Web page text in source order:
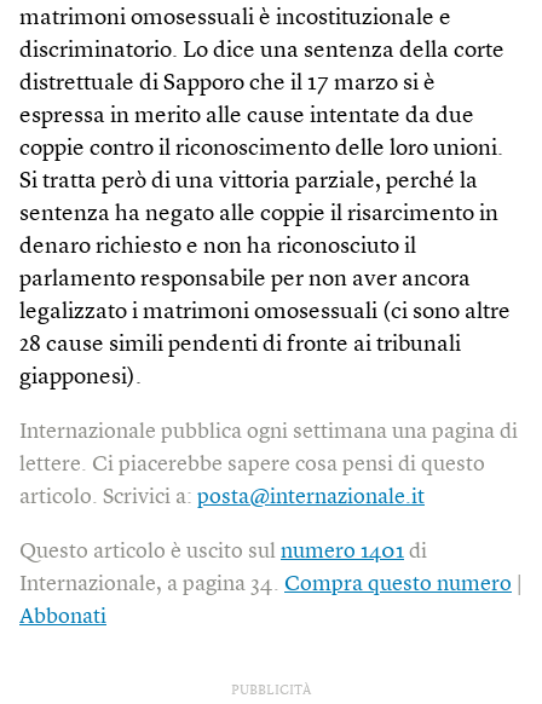
matrimoni omosessuali è incostituzionale e
discriminatorio. Lo dice una sentenza della corte
distrettuale di Sapporo che il 17 marzo si è
espressa in merito alle cause intentate da due
coppie contro il riconoscimento delle loro unioni.
Si tratta però di una vittoria parziale, perché la
sentenza ha negato alle coppie il risarcimento in
denaro richiesto e non ha riconosciuto il
parlamento responsabile per non aver ancora
legalizzato i matrimoni omosessuali (ci sono altre
28 cause simili pendenti di fronte ai tribunali
giapponesi).
Internazionale pubblica ogni settimana una pagina di
lettere. Ci piacerebbe sapere cosa pensi di questo
articolo. Scrivici a: posta@internazionale.it
Questo articolo è uscito sul numero 1401 di
Internazionale, a pagina 34. Compra questo numero
Abbonati
PUBBLICITÀ